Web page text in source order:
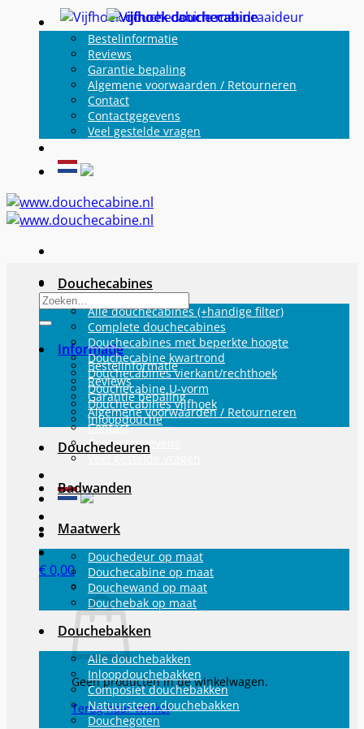
Informatie
Bestelinformatie
Reviews
Garantie bepaling
Algemene voorwaarden / Retourneren
Contact
Contactgegevens
Veel gestelde vragen
Zoeken
naar:
Informatie
Bestelinformatie
Reviews
Garantie bepaling
Algemene voorwaarden / Retourneren
Contact
Contactgegevens
Veel gestelde vragen
€ 0,00
Geen producten in de winkelwagen.
Terug naar winkel
Douchecabines
Alle douchecabines (+handige filter)
Complete douchecabines
Douchecabines met beperkte hoogte
Douchecabine kwartrond
Douchecabines vierkant/rechthoek
Douchecabine U-vorm
Douchecabines vijfhoek
Inloopdouche
Douchedeuren
Badwanden
Maatwerk
Douchedeur op maat
Douchecabine op maat
Douchewand op maat
Douchebak op maat
Douchebakken
Alle douchebakken
Inloopdouchebakken
Composiet douchebakken
Natuursteen douchebakken
Douchegoten